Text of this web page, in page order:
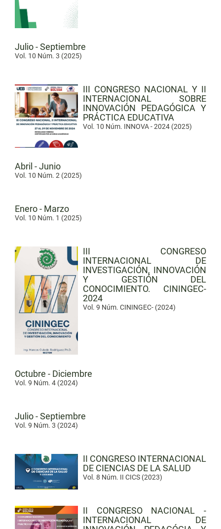
Julio - Septiembre
Vol. 10 Núm. 3 (2025)
III CONGRESO NACIONAL Y II
INTERNACIONAL SOBRE
INNOVACIÓN PEDAGÓGICA Y
PRÁCTICA EDUCATIVA
Vol. 10 Núm. INNOVA - 2024 (2025)
Abril - Junio
Vol. 10 Núm. 2 (2025)
Enero - Marzo
Vol. 10 Núm. 1 (2025)
III CONGRESO
INTERNACIONAL DE
INVESTIGACIÓN, INNOVACIÓN
Y GESTIÓN DEL
CONOCIMIENTO. CININGEC-
2024
Vol. 9 Núm. CININGEC- (2024)
Octubre - Diciembre
Vol. 9 Núm. 4 (2024)
Julio - Septiembre
Vol. 9 Núm. 3 (2024)
II CONGRESO INTERNACIONAL
DE CIENCIAS DE LA SALUD
Vol. 8 Núm. II CICS (2023)
II CONGRESO NACIONAL -
INTERNACIONAL DE